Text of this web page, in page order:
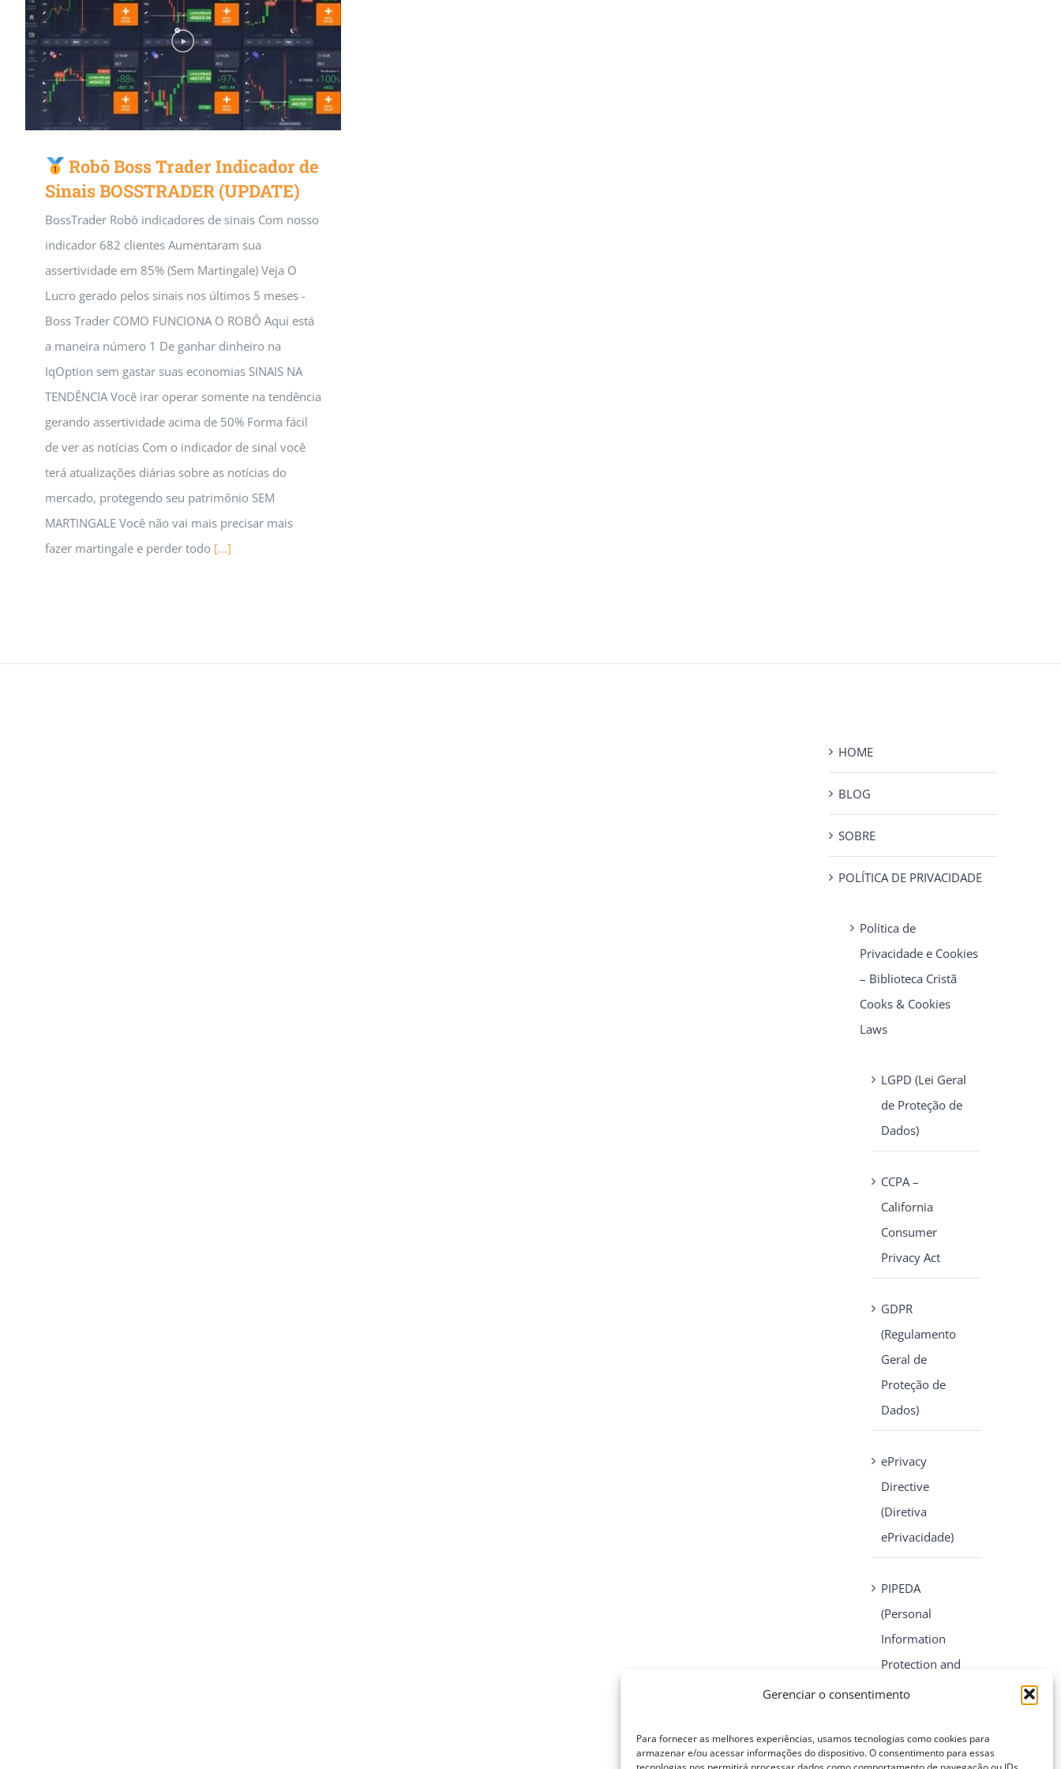
Gerenciar o consentimento
Para fornecer as melhores experiências, usamos tecnologias como cookies para
armazenar e/ou acessar informações do dispositivo. O consentimento para essas
Robô Boss Trader Indicador de
Sinais BOSSTRADER (UPDATE)
BossTrader Robô indicadores de sinais Com nosso
indicador 682 clientes Aumentaram sua
assertividade em 85% (Sem Martingale) Veja O
Lucro gerado pelos sinais nos últimos 5 meses -
Boss Trader COMO FUNCIONA O ROBÔ Aqui está
a maneira número 1 De ganhar dinheiro na
IqOption sem gastar suas economias SINAIS NA
TENDÊNCIA Você irar operar somente na tendência
gerando assertividade acima de 50% Forma fácil
de ver as notícias Com o indicador de sinal você
terá atualizações diárias sobre as notícias do
mercado, protegendo seu patrimônio SEM
MARTINGALE Você não vai mais precisar mais
fazer martingale e perder todo [...]
HOME
BLOG
SOBRE
POLÍTICA DE PRIVACIDADE
Política de
Privacidade e Cookies
– Biblioteca Cristã
Cooks & Cookies
Laws
LGPD (Lei Geral
de Proteção de
Dados)
CCPA –
California
Consumer
Privacy Act
GDPR
(Regulamento
Geral de
Proteção de
Dados)
ePrivacy
Directive
(Diretiva
ePrivacidade)
PIPEDA
(Personal
Information
Protection and
Electronic
CONTATO